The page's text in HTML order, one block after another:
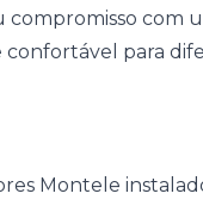
compromisso com
confortável para
Montele